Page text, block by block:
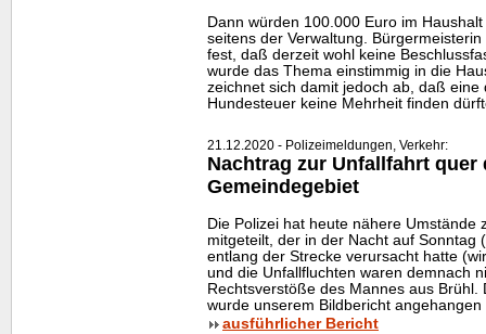
Dann würden 100.000 Euro im
seitens der Verwaltung.
fest, daß derzeit wohl keine
wurde das Thema einstimmig in die
zeichnet sich damit jedoch ab, daß
Hundesteuer keine Mehrheit finden
21.12.2020 - Polizeimeldungen, Verkehr:
Nachtrag zur Unfallfahrt quer
Gemeindegebiet
Die Polizei hat heute nähere Umstände
mitgeteilt, der in der Nacht auf Sonntag
entlang der Strecke verursacht hatte
und die Unfallfluchten waren demnach
Rechtsverstöße des Mannes aus Brühl.
wurde unserem Bildbericht angehangen
ausführlicher Bericht